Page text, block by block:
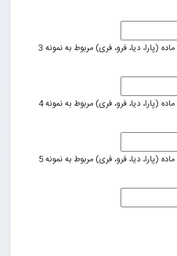
(پارا، دیا، فرو، فری) مربوط به نمونه 3
(پارا، دیا، فرو، فری) مربوط به نمونه 4
(پارا، دیا، فرو، فری) مربوط به نمونه 5